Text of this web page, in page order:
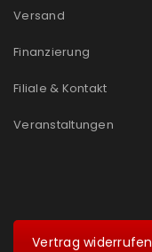
Versand
Finanzierung
Filiale & Kontakt
Veranstaltungen
Vertrag widerrufen